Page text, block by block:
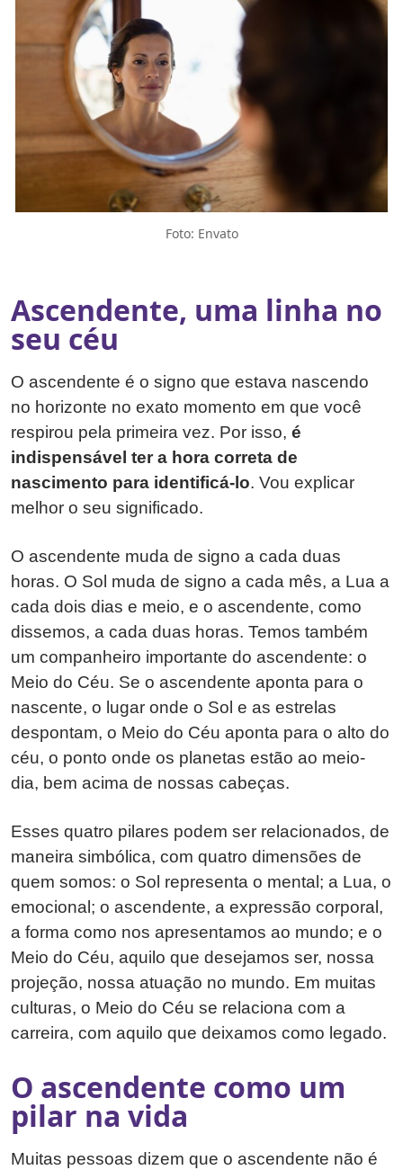
Foto: Envato
Ascendente, uma linha no
seu céu
O ascendente é o signo que estava nascendo
no horizonte no exato momento em que você
respirou pela primeira vez. Por isso, é
indispensável ter a hora correta de
nascimento para identificá-lo. Vou explicar
melhor o seu significado.
O ascendente muda de signo a cada duas
horas. O Sol muda de signo a cada mês, a Lua a
cada dois dias e meio, e o ascendente, como
dissemos, a cada duas horas. Temos também
um companheiro importante do ascendente: o
Meio do Céu. Se o ascendente aponta para o
nascente, o lugar onde o Sol e as estrelas
despontam, o Meio do Céu aponta para o alto do
céu, o ponto onde os planetas estão ao meio-
dia, bem acima de nossas cabeças.
Esses quatro pilares podem ser relacionados, de
maneira simbólica, com quatro dimensões de
quem somos: o Sol representa o mental; a Lua, o
emocional; o ascendente, a expressão corporal,
a forma como nos apresentamos ao mundo; e o
Meio do Céu, aquilo que desejamos ser, nossa
projeção, nossa atuação no mundo. Em muitas
culturas, o Meio do Céu se relaciona com a
carreira, com aquilo que deixamos como legado.
O ascendente como um
pilar na vida
Muitas pessoas dizem que o ascendente não é